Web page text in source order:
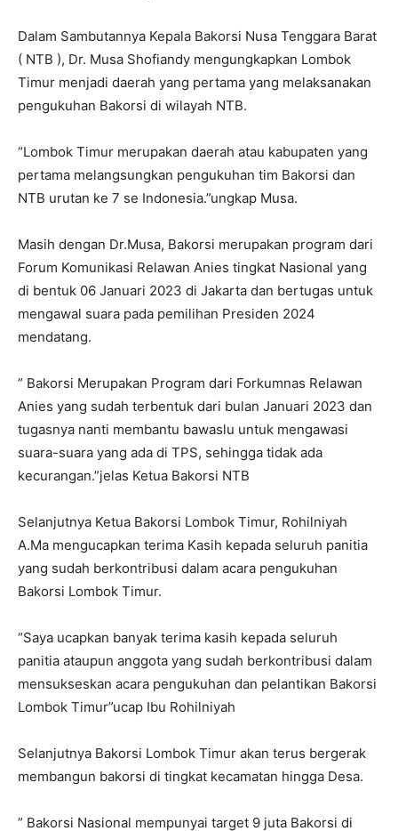
Dalam Sambutannya Kepala Bakorsi Nusa Tenggara Barat
( NTB ), Dr. Musa Shofiandy mengungkapkan Lombok
Timur menjadi daerah yang pertama yang melaksanakan
pengukuhan Bakorsi di wilayah NTB.
“Lombok Timur merupakan daerah atau kabupaten yang
pertama melangsungkan pengukuhan tim Bakorsi dan
NTB urutan ke 7 se Indonesia.”ungkap Musa.
Masih dengan Dr.Musa, Bakorsi merupakan program dari
Forum Komunikasi Relawan Anies tingkat Nasional yang
di bentuk 06 Januari 2023 di Jakarta dan bertugas untuk
mengawal suara pada pemilihan Presiden 2024
mendatang.
” Bakorsi Merupakan Program dari Forkumnas Relawan
Anies yang sudah terbentuk dari bulan Januari 2023 dan
tugasnya nanti membantu bawaslu untuk mengawasi
suara-suara yang ada di TPS, sehingga tidak ada
kecurangan.”jelas Ketua Bakorsi NTB
Selanjutnya Ketua Bakorsi Lombok Timur, Rohilniyah
A.Ma mengucapkan terima Kasih kepada seluruh panitia
yang sudah berkontribusi dalam acara pengukuhan
Bakorsi Lombok Timur.
“Saya ucapkan banyak terima kasih kepada seluruh
panitia ataupun anggota yang sudah berkontribusi dalam
mensukseskan acara pengukuhan dan pelantikan Bakorsi
Lombok Timur”ucap Ibu Rohilniyah
Selanjutnya Bakorsi Lombok Timur akan terus bergerak
membangun bakorsi di tingkat kecamatan hingga Desa.
” Bakorsi Nasional mempunyai target 9 juta Bakorsi di